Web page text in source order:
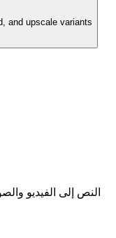
and upscale variants